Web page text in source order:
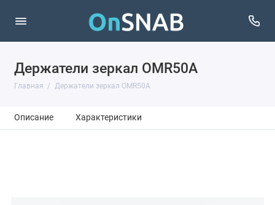
Держатели зеркал OMR50A
Главная Держатели зеркал OMR50A
Описание Характеристики